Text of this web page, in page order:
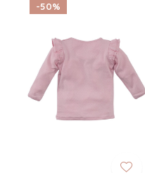
-50%